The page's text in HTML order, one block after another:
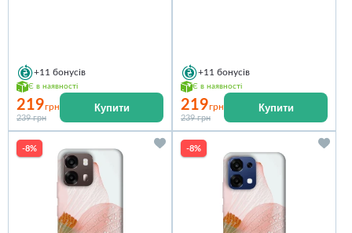
+11 бонусів
Є в наявності
219грн
239 грн
Купити
+11 бонусів
Є в наявності
219грн
239 грн
Купити
-8% -8%